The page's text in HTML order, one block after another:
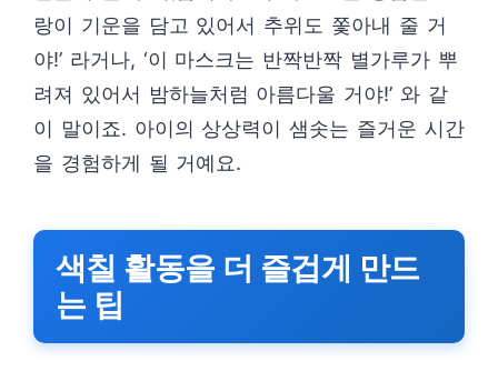
랑이 기운을 담고 있어서 추위도 쫓아내 줄 거
야!’ 라거나, ‘이 마스크는 반짝반짝 별가루가 뿌
려져 있어서 밤하늘처럼 아름다울 거야!’ 와 같
이 말이죠. 아이의 상상력이 샘솟는 즐거운 시간
을 경험하게 될 거예요.
색칠 활동을 더 즐겁게 만드
는 팁